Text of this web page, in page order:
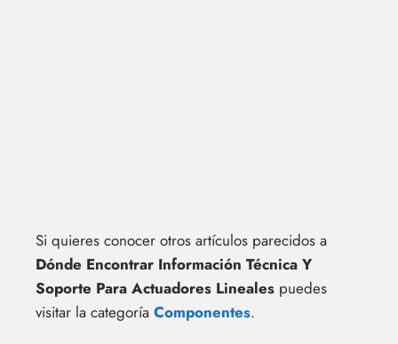
Si quieres conocer otros artículos parecidos a
Dónde Encontrar Información Técnica Y
Soporte Para Actuadores Lineales puedes
visitar la categoría Componentes.